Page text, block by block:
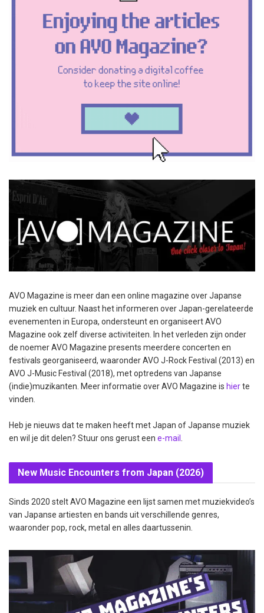
AVO Magazine is meer dan een online magazine over Japanse
muziek en cultuur. Naast het informeren over Japan-gerelateerde
evenementen in Europa, ondersteunt en organiseert AVO
Magazine ook zelf diverse activiteiten. In het verleden zijn onder
de noemer AVO Magazine presents meerdere concerten en
festivals georganiseerd, waaronder AVO J-Rock Festival (2013) en
AVO J-Music Festival (2018), met optredens van Japanse
(indie)muzikanten. Meer informatie over AVO Magazine is hierte
vinden.
Heb je nieuws dat te maken heeft met Japan of Japanse muziek
en wil je dit delen? Stuur ons gerust een e-mail .
New Music Encounters from Japan (2026)
Sinds 2020 stelt AVO Magazine een lijst samen met muziekvideo’s
van Japanse artiesten en bands uit verschillende genres,
waaronder pop, rock, metal en alles daartussenin.